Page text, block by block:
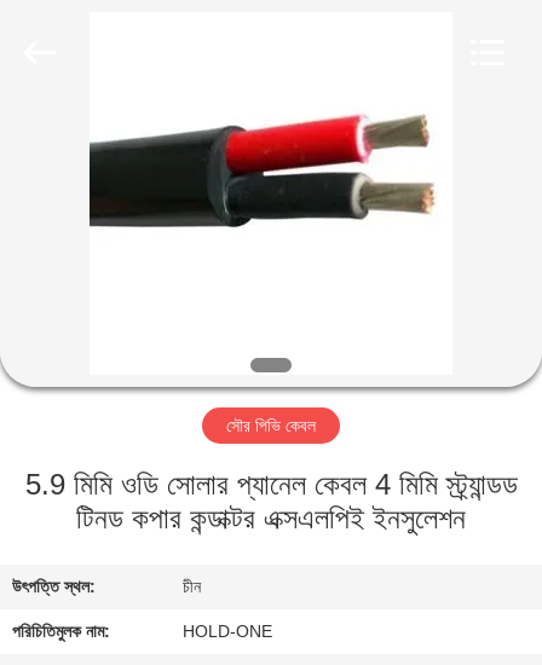
আমাদের
সম্পর্কে
কারখানা
মান
নিয়ন্ত্রণ
সৌর পিভি কেবল
5.9 মিমি ওডি সোলার প্যানেল কেবল 4 মিমি স্ট্র্যান্ডড
টিনড কপার কন্ডাক্টর এক্সএলপিই ইনসুলেশন
উৎপত্তি স্থল: চীন
পরিচিতিমুলক নাম: HOLD-ONE